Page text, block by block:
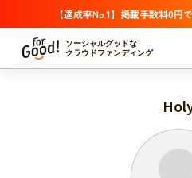
【達成率No.1】掲載手数料0円
ソーシャルグッドな
クラウドファンディング
プロジェクトからさがす
支援金額が多い
終了日が近い